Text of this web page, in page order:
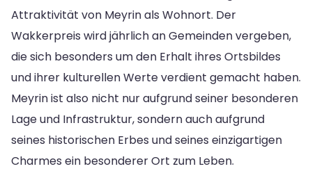
Attraktivität von Meyrin als Wohnort. Der
Wakkerpreis wird jährlich an Gemeinden vergeben,
die sich besonders um den Erhalt ihres Ortsbildes
und ihrer kulturellen Werte verdient gemacht haben.
Meyrin ist also nicht nur aufgrund seiner besonderen
Lage und Infrastruktur, sondern auch aufgrund
seines historischen Erbes und seines einzigartigen
Charmes ein besonderer Ort zum Leben.